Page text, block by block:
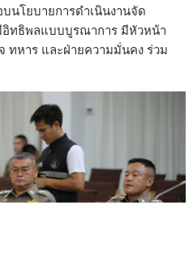
นโยบายการดำเนินงานจัด
อิทธิพลแบบบูรณาการ มีหัวหน้า
ทหาร และฝ่ายความมั่นคง ร่วม